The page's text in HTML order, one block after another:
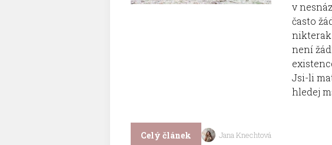
v
často
nikterak
není
Jsi-li
hledej
Celý článek Jana Knechtová